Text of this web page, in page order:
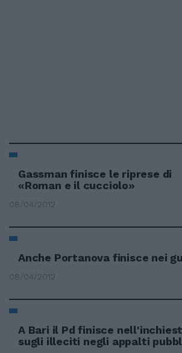
Gassman finisce le riprese di
«Roman e il cucciolo»
08/04/2012
Anche Portanova finisce nei
08/04/2012
A Bari il Pd finisce
sugli illeciti negli appalti